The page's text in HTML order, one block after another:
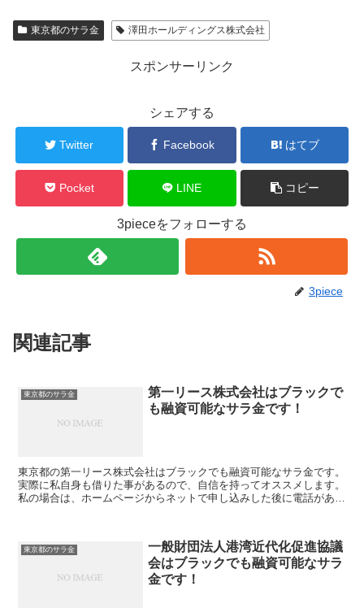
東京都のサラ金 澤田ホールディングス株式会社
スポンサーリンク
シェアする
Twitter Facebook はてブ
Pocket LINE コピー
3pieceをフォローする
3piece
関連記事
東京都のサラ金
第一リース株式会社はブラックで
も融資可能なサラ金です！
東京都の第一リース株式会社はブラックでも融資可能なサラ金です。
実際に私自身も借りた事があるので、自信を持ってオススメします。
私の場合は、ホームページからネットで申し込みした後に電話があ
東京都のサラ金
一般財団法人港湾近代化促進協議
会はブラックでも融資可能なサラ
金です！